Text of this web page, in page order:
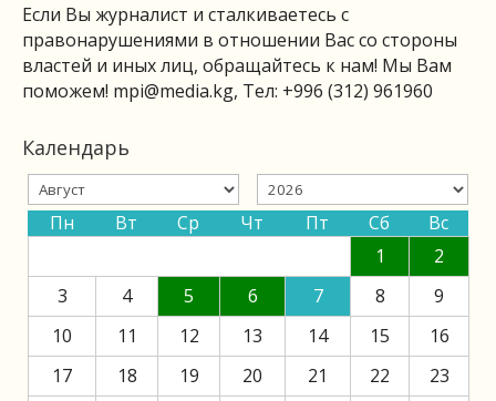
Если Вы журналист и сталкиваетесь с
правонарушениями в отношении Вас со стороны
властей и иных лиц, обращайтесь к нам! Мы Вам
поможем! mpi@media.kg, Тел: +996 (312) 961960
Календарь
Пн Вт Ср Чт Пт Сб
Вс
1
2
3
4 5 6 7 8
9
10
11 12 13 14 15
16
17
18 19 20 21 22
23